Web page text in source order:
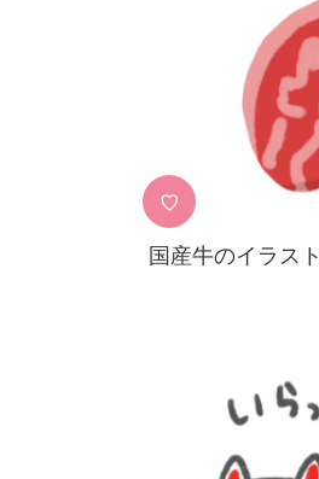
♡
国産牛のイラスト